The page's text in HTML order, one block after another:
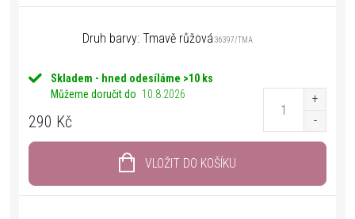
Druh barvy: Tmavě růžová 36397/TMA
Skladem - hned odesíláme >10 ks
Můžeme doručit do 10.8.2026
290 Kč
VLOŽIT DO KOŠÍKU